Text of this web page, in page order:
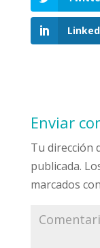
Enviar
Tu dirección
publicada.
marcados con